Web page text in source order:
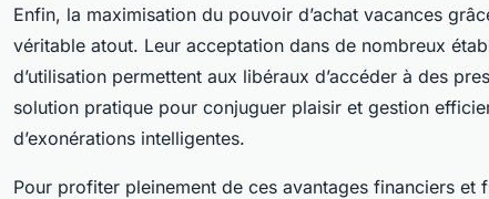
Enfin, la maximisation du pouvoir d’achat vacances
véritable atout. Leur acceptation dans de nombreux
d’utilisation permettent aux libéraux d’accéder à des
solution pratique pour conjuguer plaisir et gestion
d’exonérations intelligentes.
Pour profiter pleinement de ces avantages financiers et